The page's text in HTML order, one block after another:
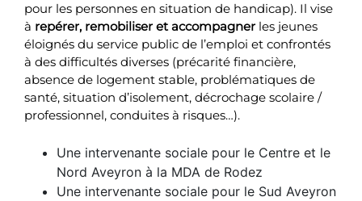
pour les personnes en situation de handicap). Il vise
à repérer, remobiliser et accompagner les jeunes
éloignés du service public de l’emploi et confrontés
à des difficultés diverses (précarité financière,
absence de logement stable, problématiques de
santé, situation d’isolement, décrochage scolaire /
professionnel, conduites à risques…).
Une intervenante sociale pour le Centre et le
Nord Aveyron à la MDA de Rodez
Une intervenante sociale pour le Sud Aveyron